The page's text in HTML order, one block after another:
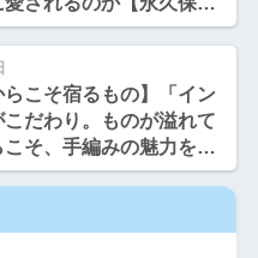
らこそ宿るもの】「イン
だわり。ものが溢れて
そ、手編みの魅力を再
銘】